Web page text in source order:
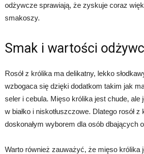
odżywcze sprawiają, że zyskuje coraz
smakoszy.
Smak i wartości
Rosół z królika ma delikatny, lekko
wzbogaca się dzięki dodatkom takim jak
seler i cebula. Mięso królika jest chude, ale
w białko i niskotłuszczowe. Dlatego rosół z
doskonałym wyborem dla osób dbających
Warto również zauważyć, że mięso królika